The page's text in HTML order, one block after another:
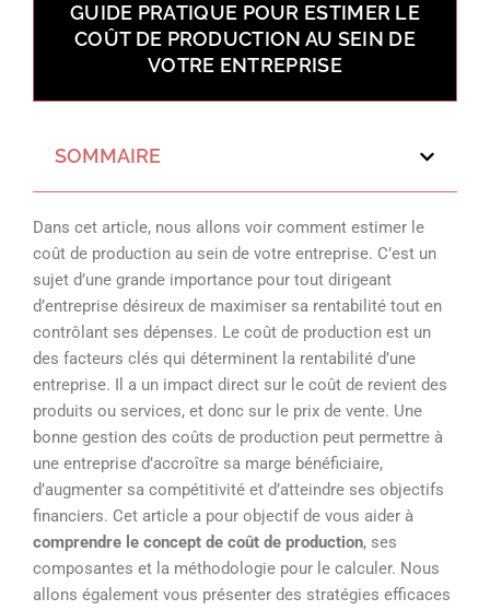
GUIDE PRATIQUE POUR ESTIMER LE
COÛT DE PRODUCTION AU SEIN DE
VOTRE ENTREPRISE
SOMMAIRE
Dans cet article, nous allons voir comment estimer le
coût de production au sein de votre entreprise. C’est un
sujet d’une grande importance pour tout dirigeant
d’entreprise désireux de maximiser sa rentabilité tout en
contrôlant ses dépenses. Le coût de production est un
des facteurs clés qui déterminent la rentabilité d’une
entreprise. Il a un impact direct sur le coût de revient des
produits ou services, et donc sur le prix de vente. Une
bonne gestion des coûts de production peut permettre à
une entreprise d’accroître sa marge bénéficiaire,
d’augmenter sa compétitivité et d’atteindre ses objectifs
financiers. Cet article a pour objectif de vous aider à
comprendre le concept de coût de production, ses
composantes et la méthodologie pour le calculer. Nous
allons également vous présenter des stratégies efficaces